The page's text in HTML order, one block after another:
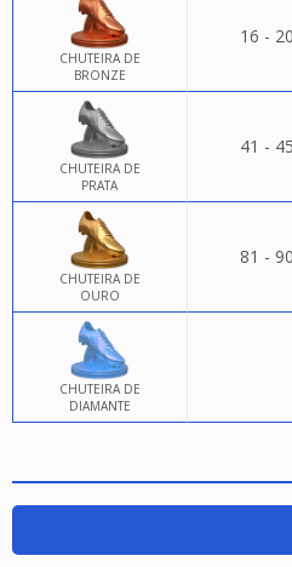
CHUTEIRA DE
BRONZE
16 -
CHUTEIRA DE
PRATA
41 -
CHUTEIRA DE
OURO
81 -
CHUTEIRA DE
DIAMANTE